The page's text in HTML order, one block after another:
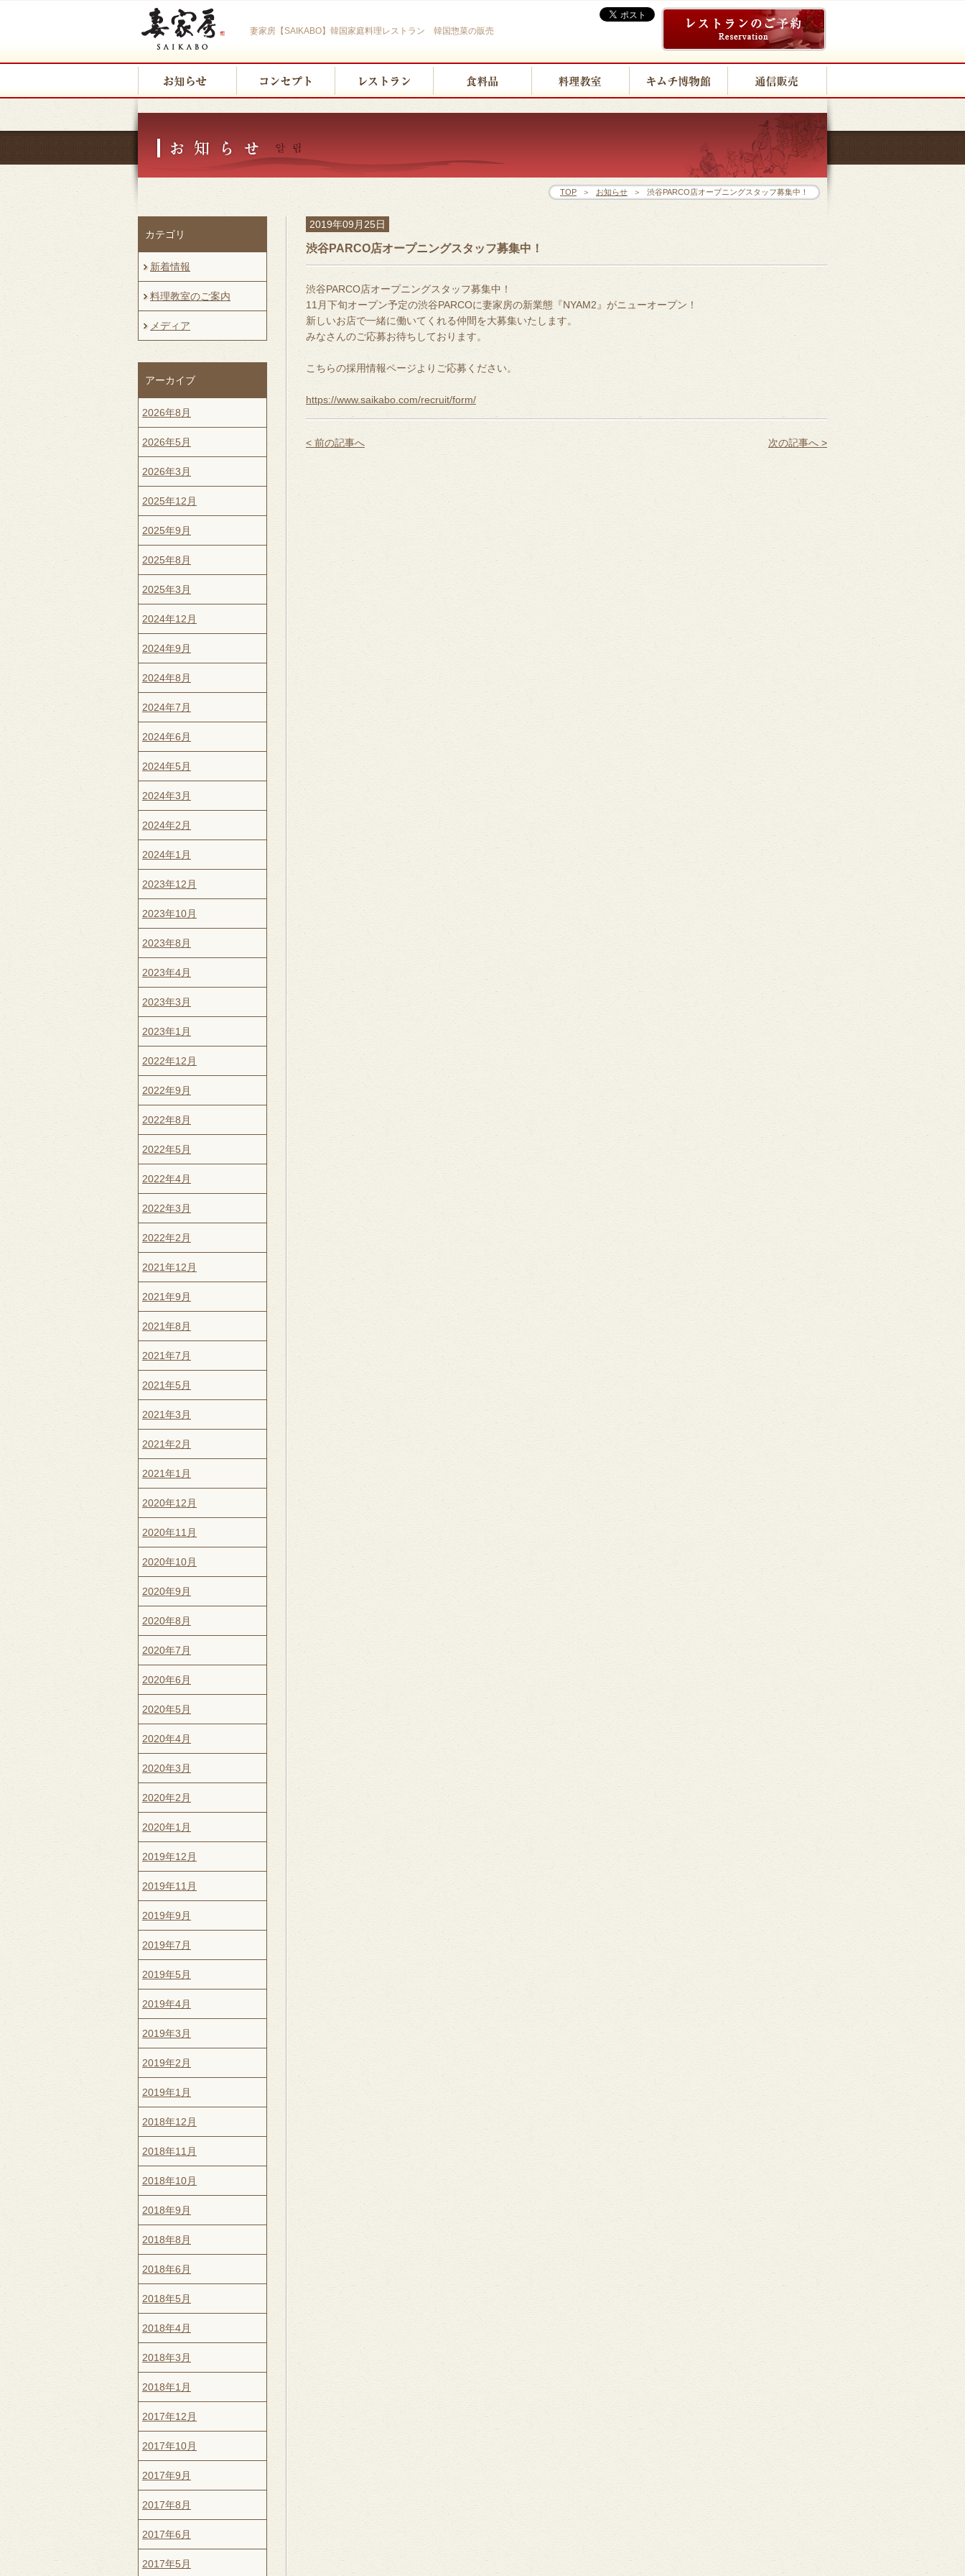
妻家房【SAIKABO】韓国家庭料理レストラン 韓国惣菜の販売
TOP ＞ お知らせ ＞ 渋谷PARCO店オープニングスタッフ募集中！
カテゴリ
新着情報
料理教室のご案内
メディア
アーカイブ
2026年8月
2026年5月
2026年3月
2025年12月
2025年9月
2025年8月
2025年3月
2024年12月
2024年9月
2024年8月
2024年7月
2024年6月
2024年5月
2024年3月
2024年2月
2024年1月
2023年12月
2023年10月
2023年8月
2023年4月
2023年3月
2023年1月
2022年12月
2022年9月
2022年8月
2022年5月
2022年4月
2022年3月
2022年2月
2021年12月
2021年9月
2021年8月
2021年7月
2021年5月
2021年3月
2021年2月
2021年1月
2020年12月
2020年11月
2020年10月
2020年9月
2020年8月
2020年7月
2020年6月
2020年5月
2020年4月
2020年3月
2020年2月
2020年1月
2019年12月
2019年11月
2019年9月
2019年7月
2019年5月
2019年4月
2019年3月
2019年2月
2019年1月
2018年12月
2018年11月
2018年10月
2018年9月
2018年8月
2018年6月
2018年5月
2018年4月
2018年3月
2018年1月
2017年12月
2017年10月
2017年9月
2017年8月
2017年6月
2017年5月
2019年09月25日
渋谷PARCO店オープニングスタッフ募集中！
渋谷PARCO店オープニングスタッフ募集中！
11月下旬オープン予定の渋谷PARCOに妻家房の新業態『NYAM2』がニューオープン！
新しいお店で一緒に働いてくれる仲間を大募集いたします。
みなさんのご応募お待ちしております。
こちらの採用情報ページよりご応募ください。
https://www.saikabo.com/recruit/form/
< 前の記事へ 次の記事へ >